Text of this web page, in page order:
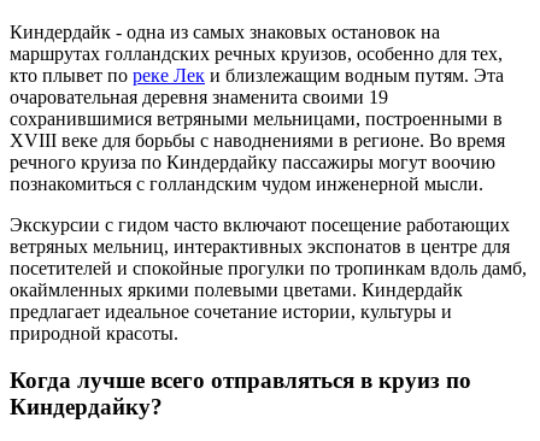
Киндердайк - одна из самых знаковых остановок на
маршрутах голландских речных круизов, особенно для тех,
кто плывет по реке Лек и близлежащим водным путям. Эта
очаровательная деревня знаменита своими 19
сохранившимися ветряными мельницами, построенными в
XVIII веке для борьбы с наводнениями в регионе. Во время
речного круиза по Киндердайку пассажиры могут воочию
познакомиться с голландским чудом инженерной мысли.
Экскурсии с гидом часто включают посещение работающих
ветряных мельниц, интерактивных экспонатов в центре для
посетителей и спокойные прогулки по тропинкам вдоль дамб,
окаймленных яркими полевыми цветами. Киндердайк
предлагает идеальное сочетание истории, культуры и
природной красоты.
Когда лучше всего отправляться в круиз по
Киндердайку?